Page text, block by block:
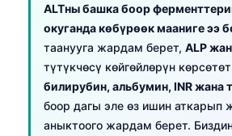
ALTны башка боор
окуганда көбүрөөк мааниге ээ
таанууга жардам берет, ALP
түтүкчөсү көйгөйлөрүн
билирубин, альбумин, INR жана
боор дагы эле өз ишин аткарып
аныктоого жардам берет.
فارسی
Български
Dansk
हिन्दी